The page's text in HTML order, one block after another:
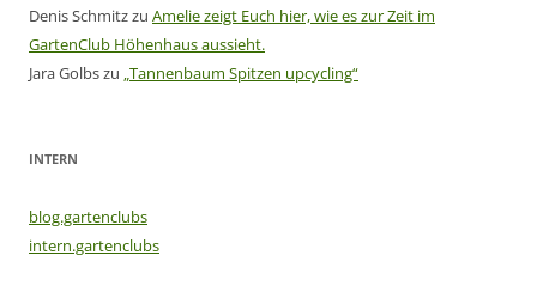
Denis Schmitzzu Amelie zeigt Euch hier, wie es zur Zeit im
GartenClub Höhenhaus aussieht.
Jara Golbszu „Tannenbaum Spitzen upcycling“
INTERN
blog.gartenclubs
intern.gartenclubs